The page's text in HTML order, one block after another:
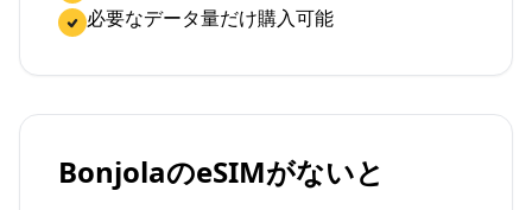
必要なデータ量だけ購入可能
BonjolaのeSIMがないと